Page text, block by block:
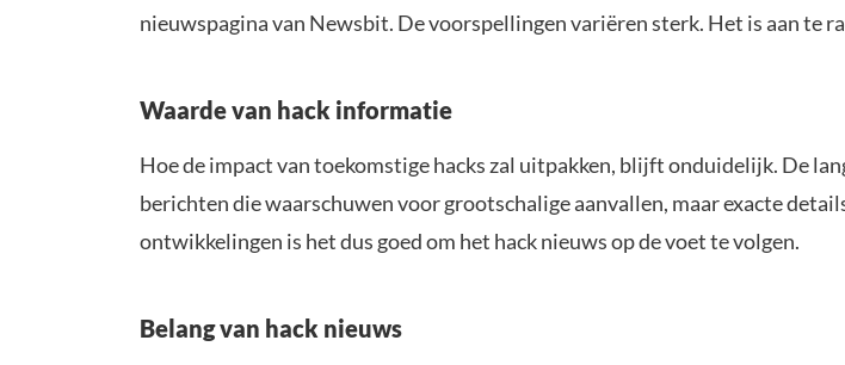
nieuwspagina van Newsbit. De voorspellingen variëren sterk. Het is aan te
Waarde van hack informatie
Hoe de impact van toekomstige hacks zal uitpakken, blijft onduidelijk. De
berichten die waarschuwen voor grootschalige aanvallen, maar exacte
ontwikkelingen is het dus goed om het hack nieuws op de voet te volgen.
Belang van hack nieuws